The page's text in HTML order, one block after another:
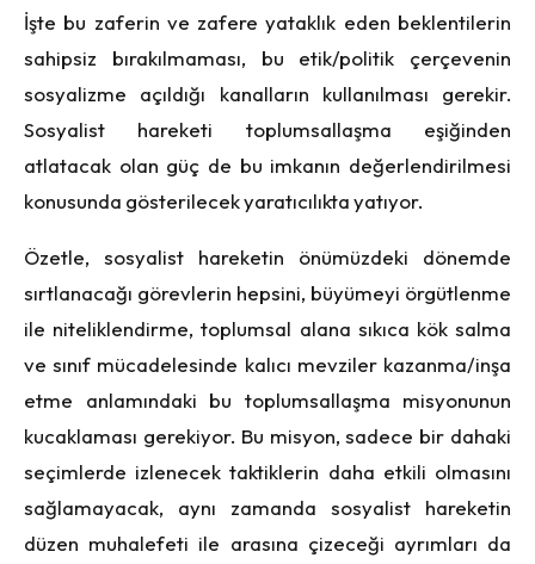
İşte bu zaferin ve zafere yataklık eden beklentilerin
sahipsiz bırakılmaması, bu etik/politik çerçevenin
sosyalizme açıldığı kanalların kullanılması gerekir.
Sosyalist hareketi toplumsallaşma eşiğinden
atlatacak olan güç de bu imkanın değerlendirilmesi
konusunda gösterilecek yaratıcılıkta yatıyor.
Özetle, sosyalist hareketin önümüzdeki dönemde
sırtlanacağı görevlerin hepsini, büyümeyi örgütlenme
ile niteliklendirme, toplumsal alana sıkıca kök salma
ve sınıf mücadelesinde kalıcı mevziler kazanma/inşa
etme anlamındaki bu toplumsallaşma misyonunun
kucaklaması gerekiyor. Bu misyon, sadece bir dahaki
seçimlerde izlenecek taktiklerin daha etkili olmasını
sağlamayacak, aynı zamanda sosyalist hareketin
düzen muhalefeti ile arasına çizeceği ayrımları da